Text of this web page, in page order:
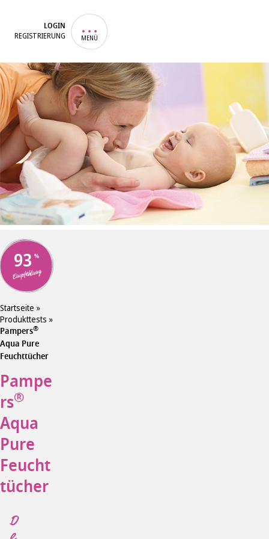
LOGIN
REGISTRIERUNG MENÜ
93
Empfehlung
Startseite »
Produkttests »
Pampers®
Aqua Pure
Feuchttücher
Pampe
rs®
Aqua
Pure
Feucht
tücher
D